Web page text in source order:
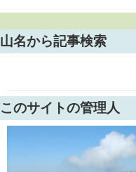
山名から記事検索
このサイトの管理人